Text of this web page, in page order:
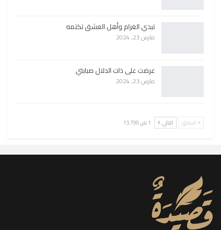
تبدي الغرام وأهل العشق تكتمه
مارس 23, 2024
عرضت على ذات الدلال صبابتي
مارس 23, 2024
السابق التالي 1 من 13٬790